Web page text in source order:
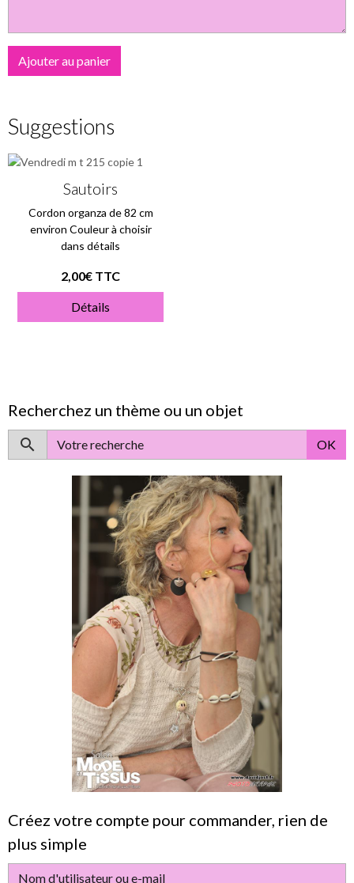
Ajouter au panier
Suggestions
Sautoirs
Cordon organza de 82 cm
environ Couleur à choisir
dans détails
2,00€ TTC
Détails
Recherchez un thème ou un objet
OK
Créez votre compte pour commander, rien de
plus simple